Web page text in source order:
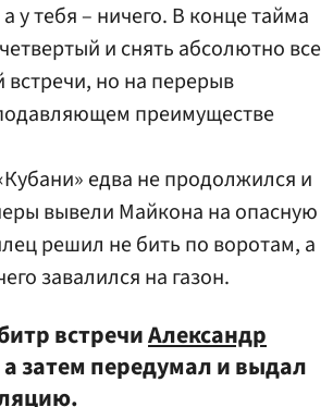
у тебя – ничего. В конце тайма
и снять абсолютно все
но на перерыв
преимуществе
едва не продолжился и
вывели Майкона на опасную
решил не бить по воротам, а
завалился на газон.
встречиАлександр
затем передумал и выдал